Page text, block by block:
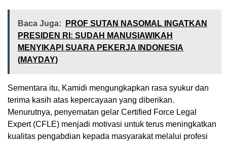
Baca Juga:
PROF SUTAN NASOMAL INGATKAN
PRESIDEN RI: SUDAH MANUSIAWIKAH
MENYIKAPI SUARA PEKERJA INDONESIA
(MAYDAY)
Sementara itu, Kamidi mengungkapkan rasa syukur dan
terima kasih atas kepercayaan yang diberikan.
Menurutnya, penyematan gelar Certified Force Legal
Expert (CFLE) menjadi motivasi untuk terus meningkatkan
kualitas pengabdian kepada masyarakat melalui profesi